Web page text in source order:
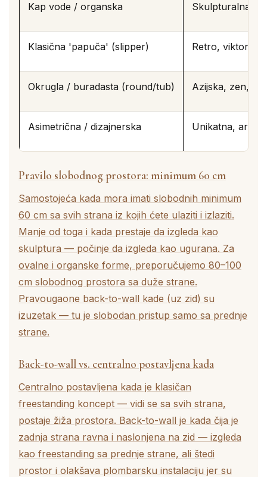
Kap vode / organska Skulpturalna,
Klasična 'papuča' (slipper) Retro,
Okrugla / buradasta (round/tub) Azijska, zen,
Asimetrična / dizajnerska Unikatna,
Pravilo slobodnog prostora: minimum 60 cm
Samostojeća kada mora imati slobodnih minimum
60 cm sa svih strana iz kojih ćete ulaziti i izlaziti.
Manje od toga i kada prestaje da izgleda kao
skulptura — počinje da izgleda kao ugurana. Za
ovalne i organske forme, preporučujemo 80–100
cm slobodnog prostora sa duže strane.
Pravougaone back-to-wall kade (uz zid) su
izuzetak — tu je slobodan pristup samo sa prednje
strane.
Back-to-wall vs. centralno postavljena kada
Centralno postavljena kada je klasičan
freestanding koncept — vidi se sa svih strana,
postaje žiža prostora. Back-to-wall je kada čija je
zadnja strana ravna i naslonjena na zid — izgleda
kao freestanding sa prednje strane, ali štedi
prostor i olakšava plombarsku instalaciju jer su